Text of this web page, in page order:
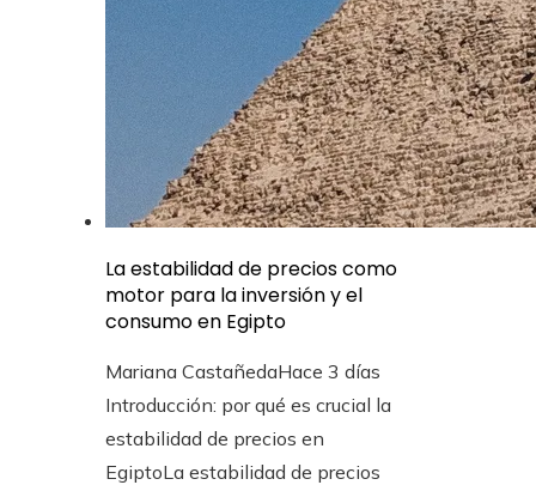
La estabilidad de precios como
motor para la inversión y el
consumo en Egipto
Mariana CastañedaHace 3 días
Introducción: por qué es crucial la
estabilidad de precios en
EgiptoLa estabilidad de precios